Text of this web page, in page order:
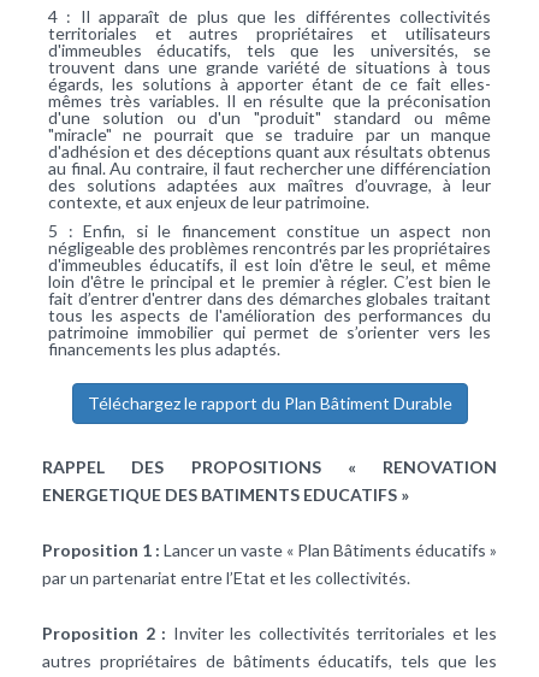
4 : Il apparaît de plus que les différentes collectivités
territoriales et autres propriétaires et utilisateurs
d'immeubles éducatifs, tels que les universités, se
trouvent dans une grande variété de situations à tous
égards, les solutions à apporter étant de ce fait elles-
mêmes très variables. Il en résulte que la préconisation
d'une solution ou d'un "produit" standard ou même
"miracle" ne pourrait que se traduire par un manque
d'adhésion et des déceptions quant aux résultats obtenus
au final. Au contraire, il faut rechercher une différenciation
des solutions adaptées aux maîtres d’ouvrage, à leur
contexte, et aux enjeux de leur patrimoine.
5 : Enfin, si le financement constitue un aspect non
négligeable des problèmes rencontrés par les propriétaires
d'immeubles éducatifs, il est loin d'être le seul, et même
loin d'être le principal et le premier à régler. C’est bien le
fait d’entrer d'entrer dans des démarches globales traitant
tous les aspects de l'amélioration des performances du
patrimoine immobilier qui permet de s’orienter vers les
financements les plus adaptés.
Téléchargez le rapport du Plan Bâtiment Durable
RAPPEL DES PROPOSITIONS « RENOVATION
ENERGETIQUE DES BATIMENTS EDUCATIFS »
Proposition 1 : Lancer un vaste « Plan Bâtiments éducatifs »
par un partenariat entre l’Etat et les collectivités.
Proposition 2 : Inviter les collectivités territoriales et les
autres propriétaires de bâtiments éducatifs, tels que les